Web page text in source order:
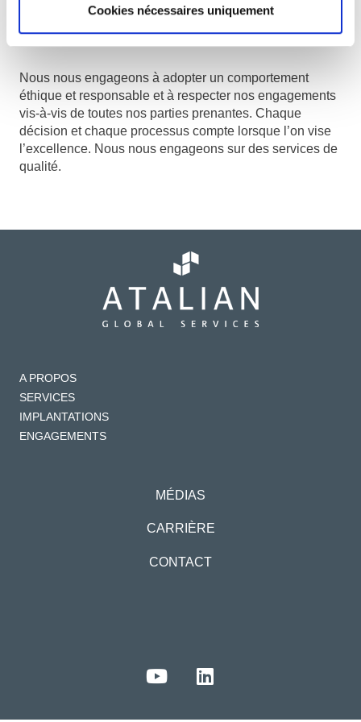
Cookies nécessaires uniquement
Nous nous engageons à adopter un comportement
éthique et responsable et à respecter nos engagements
vis-à-vis de toutes nos parties prenantes. Chaque
décision et chaque processus compte lorsque l’on vise
l’excellence. Nous nous engageons sur des services de
qualité.
A PROPOS
SERVICES
IMPLANTATIONS
ENGAGEMENTS
MÉDIAS
CARRIÈRE
CONTACT